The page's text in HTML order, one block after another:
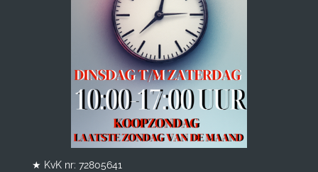
★ KvK nr: 72805641